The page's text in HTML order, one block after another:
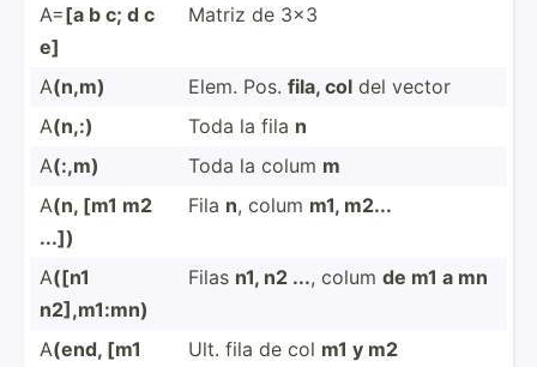
A=[a b c; d c
e]
Matriz de 3x3
A(n,m) Elem. Pos. fila, col del vector
A(n,:) Toda la fila n
A(:,m) Toda la colum m
A(n, [m1 m2
...])
Fila n, colum m1, m2...
A([n1
n2],m1:mn)
Filas n1, n2 ..., colum de m1 a mn
A(end, [m1
Ult. fila de col m1 y m2